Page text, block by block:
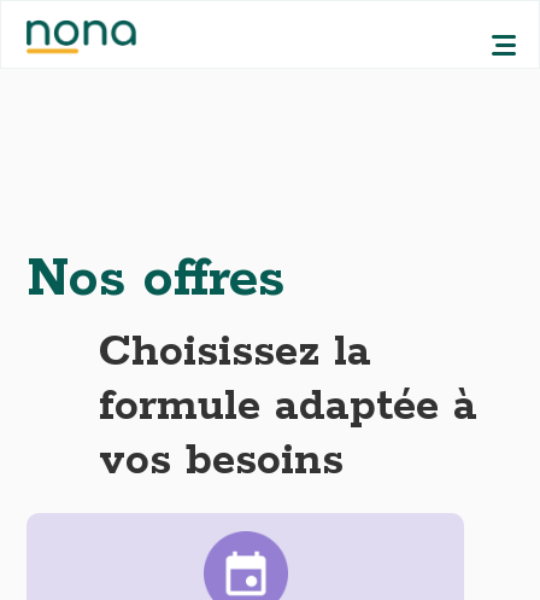
Nos offres
Choisissez la
formule adaptée à
vos besoins